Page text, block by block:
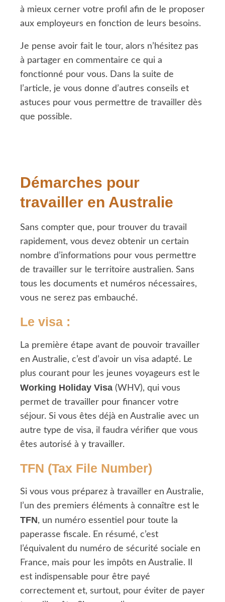
à mieux cerner votre profil afin de le proposer
aux employeurs en fonction de leurs besoins.
Je pense avoir fait le tour, alors n’hésitez pas
à partager en commentaire ce qui a
fonctionné pour vous. Dans la suite de
l’article, je vous donne d’autres conseils et
astuces pour vous permettre de travailler dès
que possible.
Démarches pour
travailler en Australie
Sans compter que, pour trouver du travail
rapidement, vous devez obtenir un certain
nombre d’informations pour vous permettre
de travailler sur le territoire australien. Sans
tous les documents et numéros nécessaires,
vous ne serez pas embauché.
Le visa :
La première étape avant de pouvoir travailler
en Australie, c’est d’avoir un visa adapté. Le
plus courant pour les jeunes voyageurs est le
Working Holiday Visa (WHV), qui vous
permet de travailler pour financer votre
séjour. Si vous êtes déjà en Australie avec un
autre type de visa, il faudra vérifier que vous
êtes autorisé à y travailler.
TFN (Tax File Number)
Si vous vous préparez à travailler en Australie,
l’un des premiers éléments à connaître est le
TFN, un numéro essentiel pour toute la
paperasse fiscale. En résumé, c’est
l’équivalent du numéro de sécurité sociale en
France, mais pour les impôts en Australie. Il
est indispensable pour être payé
correctement et, surtout, pour éviter de payer